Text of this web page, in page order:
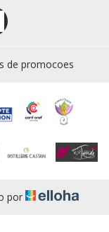
de promocoes
por